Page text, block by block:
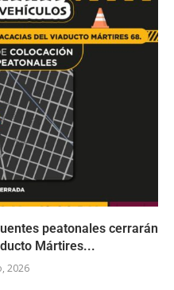
peatonales cerrarán
Mártires...
2026